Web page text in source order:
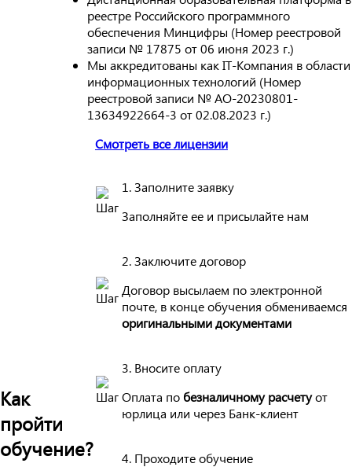
реестре Российского программного
обеспечения Минцифры (Номер реестровой
записи № 17875 от 06 июня 2023 г.)
Мы аккредитованы как IT-Компания в области
информационных технологий (Номер
реестровой записи № АО-20230801-
13634922664-3 от 02.08.2023 г.)
Смотреть все лицензии
Как
пройти
обучение?
1. Заполните заявку
Заполняйте ее и присылайте нам
2. Заключите договор
Договор высылаем по электронной
почте, в конце обучения обмениваемся
оригинальными документами
3. Вносите оплату
Оплата по безналичному расчетуот
юрлица или через Банк-клиент
4. Проходите обучение